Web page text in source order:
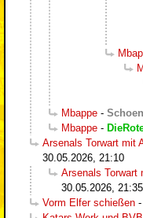
Mbappe -
Mbappe -
Arsenals Torwart mit
30.05.2026, 21:10
Arsenals Torwart
30.05.2026, 21:35
Vorm Elfer schießen -